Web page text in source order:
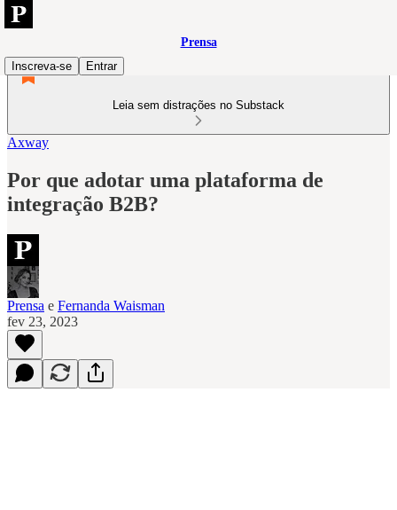
Prensa
Inscreva-se
Entrar
Leia sem distrações no Substack
Axway
Por que adotar uma plataforma de
integração B2B?
Prensa e Fernanda Waisman
fev 23, 2023